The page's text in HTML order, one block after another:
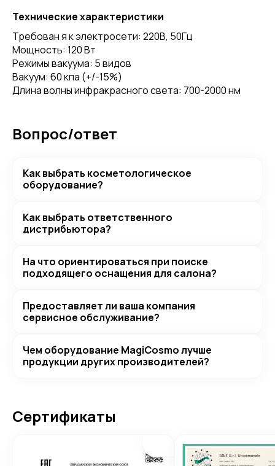
Технические характеристики
Требован я к электросети: 220В, 50Гц
Мощность: 120 Вт
Режимы вакуума: 5 видов
Вакуум: 60 кпа (+/-15%)
Длина волны инфракрасного света: 700-2000 нм
Вопрос/ответ
Как выбрать косметологическое
оборудование?
Как выбрать ответственного
дистрибьютора?
На что ориентироваться при поиске
подходящего оснащения для салона?
Предоставляет ли ваша компания
сервисное обслуживание?
Чем оборудование MagiCosmo лучше
продукции других производителей?
Сертификаты